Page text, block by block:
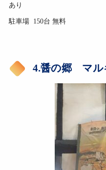
あり
駐車場 150台 無料
4.醤の郷 マル